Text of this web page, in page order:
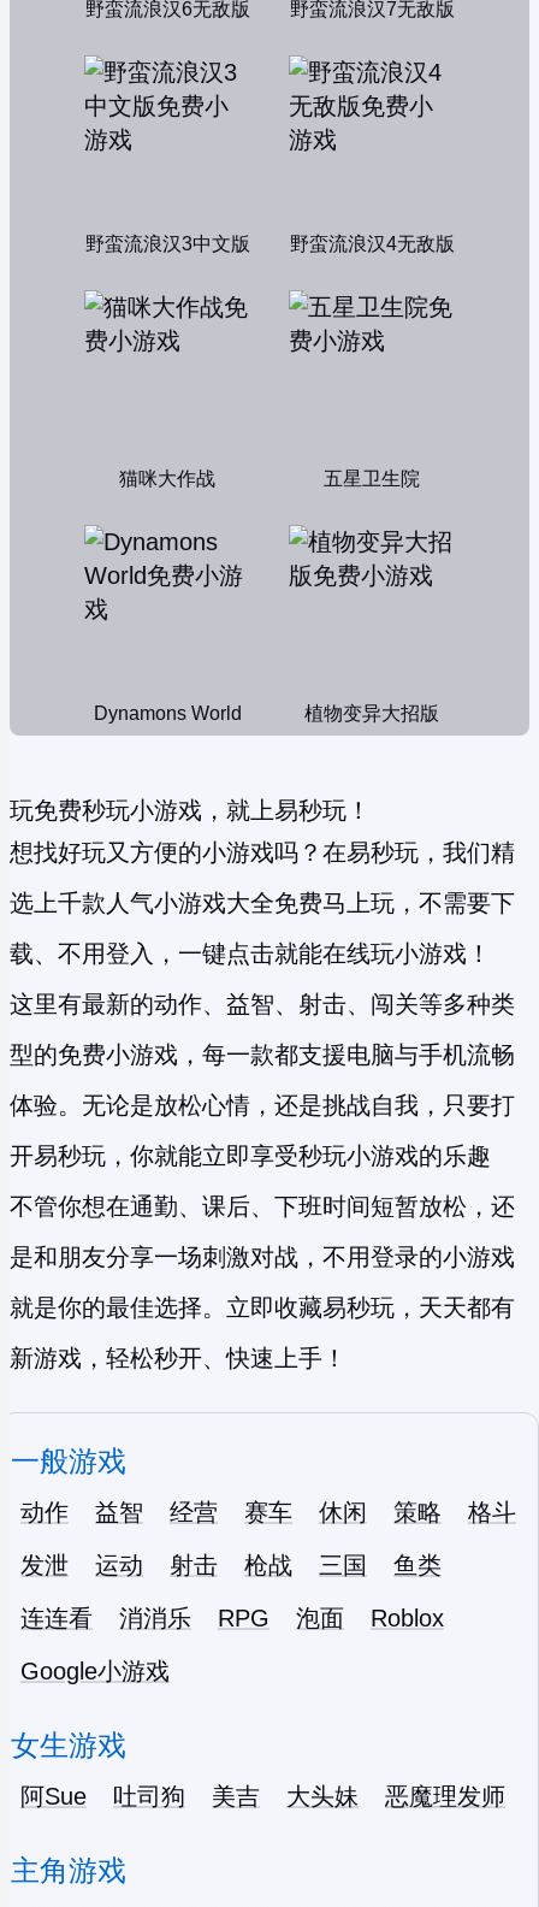
野蛮流浪汉6无敌版 野蛮流浪汉7无敌版
野蛮流浪汉3中文版 野蛮流浪汉4无敌版
猫咪大作战 五星卫生院
Dynamons World 植物变异大招版
玩免费秒玩小游戏，就上易秒玩！
想找好玩又方便的小游戏吗？在易秒玩，我们精
选上千款人气小游戏大全免费马上玩，不需要下
载、不用登入，一键点击就能在线玩小游戏！
这里有最新的动作、益智、射击、闯关等多种类
型的免费小游戏 ，每一款都支援电脑与手机流畅
体验。无论是放松心情，还是挑战自我，只要打
开易秒玩，你就能立即享受秒玩小游戏的乐趣
不管你想在通勤、课后、下班时间短暂放松，还
是和朋友分享一场刺激对战，不用登录的小游戏
就是你的最佳选择。立即收藏易秒玩，天天都有
新游戏，轻松秒开、快速上手！
一般游戏
动作 益智 经营 赛车 休闲 策略
格斗
发泄
运动 射击 枪战 三国
鱼类
连连看
消消乐 RPG 泡面
Roblox
Google小游戏
女生游戏
阿Sue 吐司狗 美吉 大头妹 恶魔理发师
主角游戏